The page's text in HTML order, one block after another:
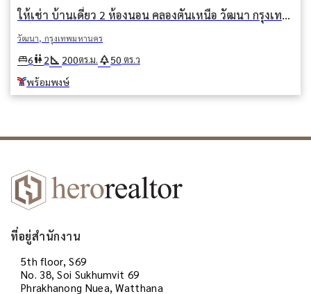
ให้เช่า บ้านเดี่ยว 2 ห้องนอน คลองตันเหนือ วัฒนา กรุงเทพมหานคร BTS พร้อมพงษ์
วัฒนา, กรุงเทพมหานคร
king_bed6wc2square_foot 200ตร.ม. park50 ตร.ว
พร้อมพงษ์
ที่อยู่สำนักงาน
5th floor, S69
No. 38, Soi Sukhumvit 69
Phrakhanong Nuea, Watthana